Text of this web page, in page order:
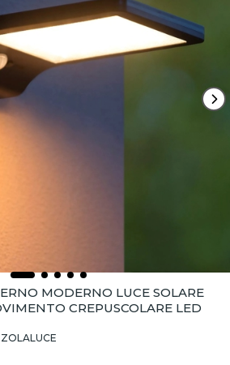
MODERNO LUCE SOLARE
CREPUSCOLARE LED